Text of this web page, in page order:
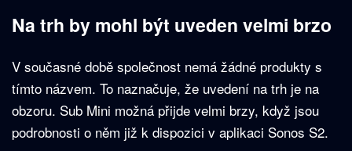
Na trh by mohl být uveden velmi brzo
V současné době společnost nemá žádné produkty s
tímto názvem. To naznačuje, že uvedení na trh je na
obzoru. Sub Mini možná přijde velmi brzy, když jsou
podrobnosti o něm již k dispozici v aplikaci Sonos S2.